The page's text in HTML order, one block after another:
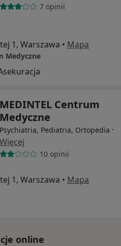
7 opinii
1, Warszawa • Mapa
Medyczne
MEDINTEL Centrum
Medyczne
Psychiatria, Pediatria, Ortopedia ·
Więcej
10 opinii
1, Warszawa • Mapa
online